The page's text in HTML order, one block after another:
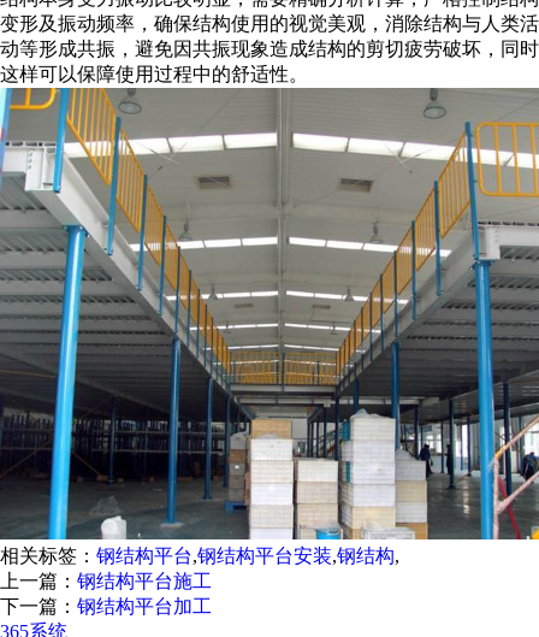
变形及振动频率，确保结构使用的视觉美观，消除结构与人类活
动等形成共振，避免因共振现象造成结构的剪切疲劳破坏，同时
这样可以保障使用过程中的舒适性。
相关标签： 钢结构平台,钢结构平台安装,钢结构,
上一篇： 钢结构平台施工
下一篇： 钢结构平台加工
365系统